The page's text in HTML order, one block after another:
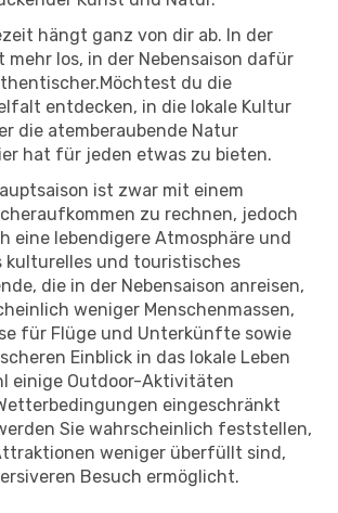
hängt ganz von dir ab. In der
mehr los, in der Nebensaison dafür
du die
entdecken, in die lokale Kultur
die atemberaubende Natur
hat für jeden etwas zu bieten.
ist zwar mit einem
zu rechnen, jedoch
eine lebendigere Atmosphäre und
kulturelles und touristisches
die in der Nebensaison anreisen,
weniger Menschenmassen,
für Flüge und Unterkünfte sowie
Einblick in das lokale Leben
einige Outdoor-Aktivitäten
eingeschränkt
Sie wahrscheinlich feststellen,
weniger überfüllt sind,
Besuch ermöglicht.